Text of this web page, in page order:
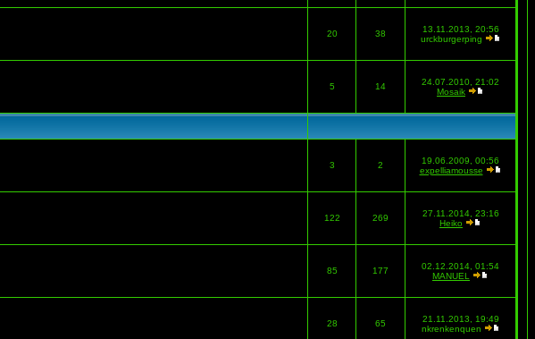
20 38
13.11.2013, 20:56
urckburgerping
5 14
24.07.2010, 21:02
Mosaik
3 2
19.06.2009, 00:56
expelliamousse
122 269
27.11.2014, 23:16
Heiko
85 177
02.12.2014, 01:54
MANUEL
28 65
21.11.2013, 19:49
nkrenkenquen